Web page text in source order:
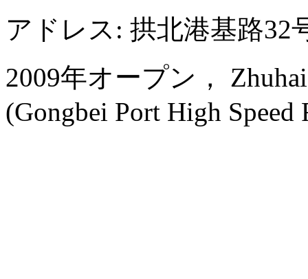
アドレス: 拱北港基路32
2009年オープン，
(Gongbei Port High Speed